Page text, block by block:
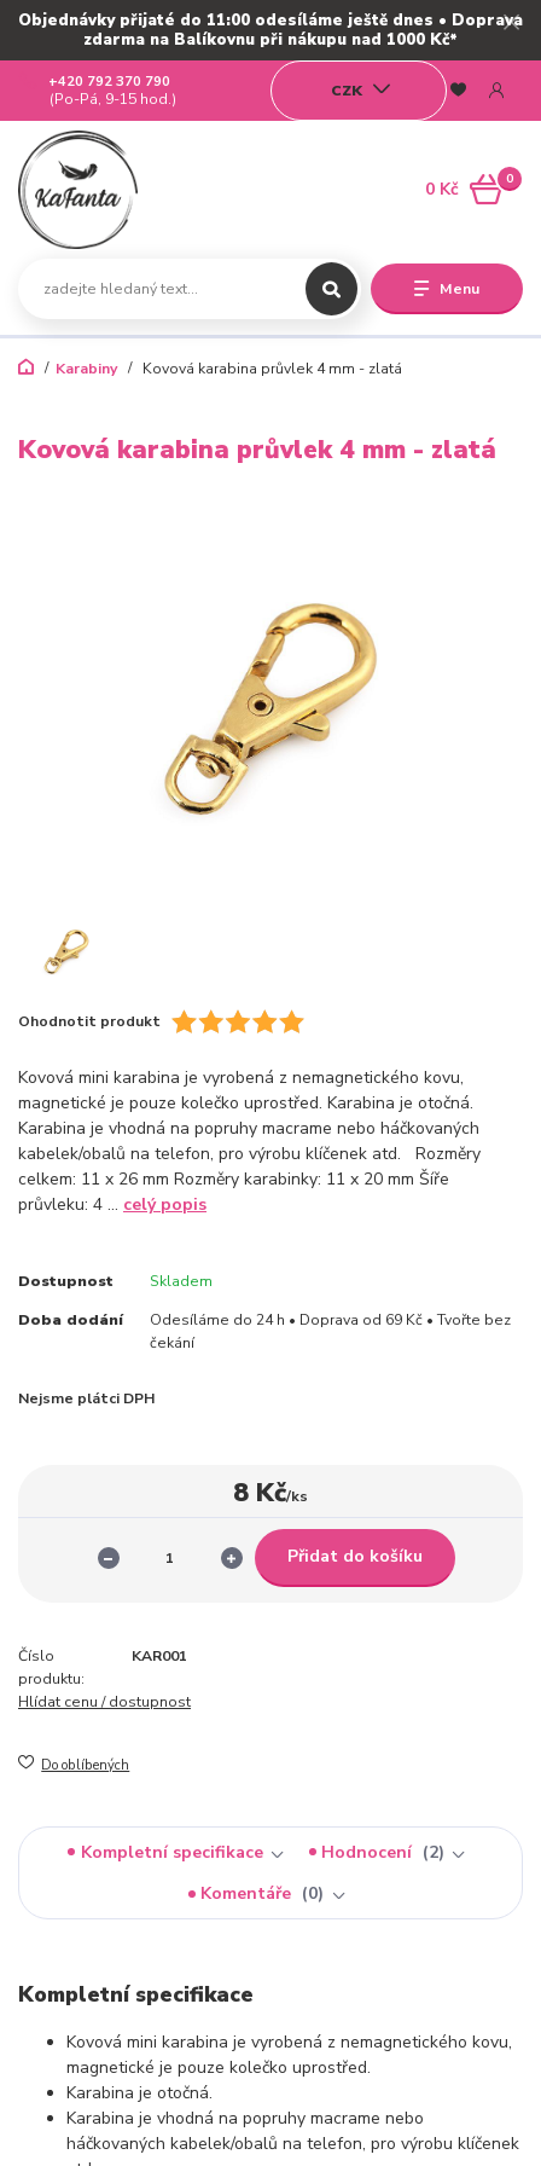
Objednávky přijaté do 11:00 odesíláme ještě dnes • Doprava
zdarma na Balíkovnu při nákupu nad 1000 Kč*
Menu
CZK
+420 792 370 790
(Po-Pá, 9-15 hod.)
0
0 Kč
Karabiny Kovová karabina průvlek 4 mm - zlatá
Kovová karabina průvlek 4 mm - zlatá
Ohodnotit produkt
Kovová mini karabina je vyrobená z nemagnetického kovu,
magnetické je pouze kolečko uprostřed. Karabina je otočná.
Karabina je vhodná na popruhy macrame nebo háčkovaných
kabelek/obalů na telefon, pro výrobu klíčenek atd. Rozměry
celkem: 11 x 26 mm Rozměry karabinky: 11 x 20 mm Šíře
průvleku: 4 ... celý popis
Dostupnost Skladem
Doba dodání
Odesíláme do 24 h • Doprava od 69 Kč • Tvořte bez
čekání
Nejsme plátci DPH
8 Kč/ks
Přidat do košíku
Číslo
produktu:
KAR001
Hlídat cenu / dostupnost
Do oblíbených
Kompletní specifikace Hodnocení
2
Komentáře
0
Kompletní specifikace
Kovová mini karabina je vyrobená z nemagnetického kovu,
magnetické je pouze kolečko uprostřed.
Karabina je otočná.
Karabina je vhodná na popruhy macrame nebo
háčkovaných kabelek/obalů na telefon, pro výrobu klíčenek